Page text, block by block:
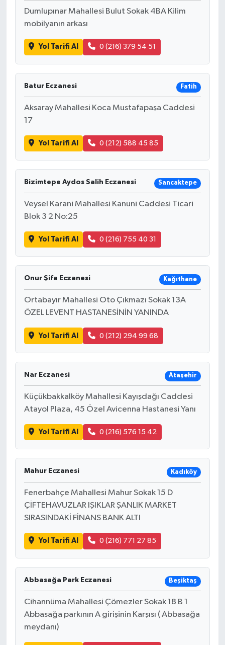
Dumlupınar Mahallesi Bulut Sokak 4BA Kilim
mobilyanın arkası
Yol Tarifi Al 0 (216) 379 54 51
Batur Eczanesi Fatih
Aksaray Mahallesi Koca Mustafapaşa Caddesi
17
Yol Tarifi Al 0 (212) 588 45 85
Bizimtepe Aydos Salih Eczanesi Sancaktepe
Veysel Karani Mahallesi Kanuni Caddesi Ticari
Blok 3 2 No:25
Yol Tarifi Al 0 (216) 755 40 31
Onur Şifa Eczanesi Kağıthane
Ortabayır Mahallesi Oto Çıkmazı Sokak 13A
ÖZEL LEVENT HASTANESİNİN YANINDA
Yol Tarifi Al 0 (212) 294 99 68
Nar Eczanesi Ataşehir
Küçükbakkalköy Mahallesi Kayışdağı Caddesi
Atayol Plaza, 45 Özel Avicenna Hastanesi Yanı
Yol Tarifi Al 0 (216) 576 15 42
Mahur Eczanesi Kadıköy
Fenerbahçe Mahallesi Mahur Sokak 15 D
ÇİFTEHAVUZLAR IŞIKLAR ŞANLIK MARKET
SIRASINDAKİ FİNANS BANK ALTI
Yol Tarifi Al 0 (216) 771 27 85
Abbasağa Park Eczanesi Beşiktaş
Cihannüma Mahallesi Çömezler Sokak 18 B 1
Abbasağa parkının A girişinin Karşısı ( Abbasağa
meydanı)